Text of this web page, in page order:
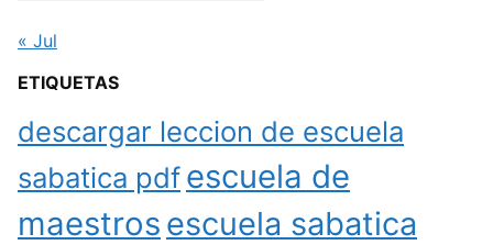
« Jul
ETIQUETAS
descargar leccion de escuela
sabatica pdfescuela de
maestros escuela sabatica